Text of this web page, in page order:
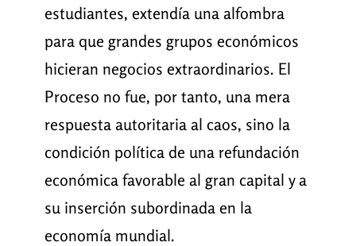
estudiantes, extendía una alfombra
para que grandes grupos económicos
hicieran negocios extraordinarios. El
Proceso no fue, por tanto, una mera
respuesta autoritaria al caos, sino la
condición política de una refundación
económica favorable al gran capital y a
su inserción subordinada en la
economía mundial.